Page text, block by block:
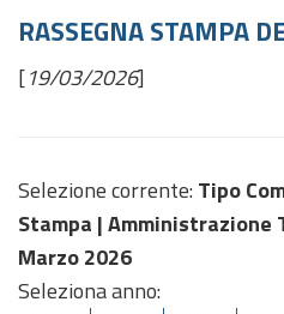
RASSEGNA STAMPA
[19/03/2026]
Selezione corrente: Tipo
Stampa |Amministrazione
Marzo 2026
Seleziona anno: